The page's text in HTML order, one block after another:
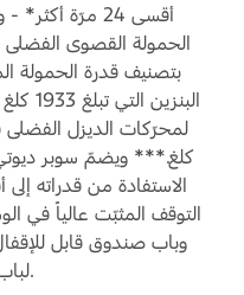
أقسى 24 مرّة
كلغ.*** ويضمّ سوبر
الاستفادة من قدراته
التوقف المثبّت عالياً في
لباب الصندوق.